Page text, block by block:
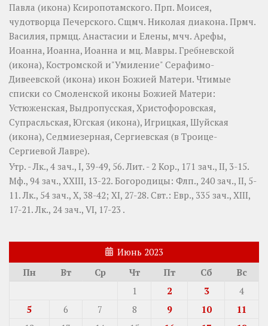
Павла (икона) Ксиропотамского. Прп. Моисея,
чудотворца Печерского. Сщмч. Николая диакона. Прмч.
Василия, прмцц. Анастасии и Елены, мчч. Арефы,
Иоанна, Иоанна, Иоанна и мц. Мавры. Гребневской
(икона), Костромской и"Умиление" Серафимо-
Дивеевской (икона) икон Божией Матери. Чтимые
списки со Смоленской иконы Божией Матери:
Устюженская, Выдропусская, Христофоровская,
Супрасльская, Югская (икона), Игрицкая, Шуйская
(икона), Седмиезерная, Сергиевская (в Троице-
Сергиевой Лавре).
Утр. -Лк., 4 зач., I, 39-49, 56.Лит. - 2 Кор., 171 зач., II, 3-15.
Мф., 94 зач., XXIII, 13-22. Богородицы: Флп., 240 зач., II, 5-
11. Лк., 54 зач., X, 38-42; XI, 27-28. Свт.: Евр., 335 зач., XIII,
17-21. Лк., 24 зач., VI, 17-23 .
Июнь 2023
Пн
Вт Ср Чт Пт Сб
Вс
1
2 3
4
5
6 7 8 9 10
11